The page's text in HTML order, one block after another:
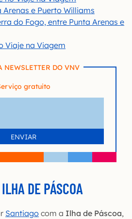
Arenas e Puerto Williams
do Fogo, entre Punta Arenas e
Viaje na Viagem
NEWSLETTER DO VNV
gratuito
DE PÁSCOA
Santiago com a Ilha de Páscoa,